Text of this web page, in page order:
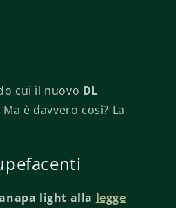
cui il nuovo DL
Ma è davvero così? La
light alla legge